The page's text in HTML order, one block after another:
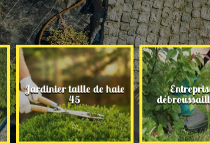
Jardinier taille de haie
45